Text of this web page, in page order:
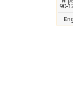
90-
Eng